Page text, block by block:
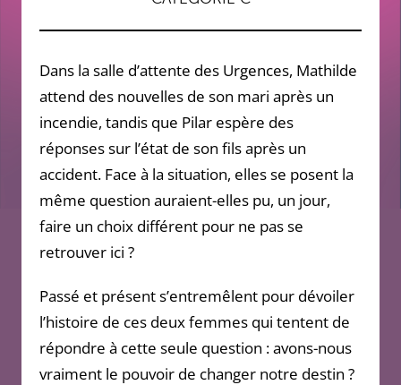
Dans la salle d’attente des Urgences, Mathilde
attend des nouvelles de son mari après un
incendie, tandis que Pilar espère des
réponses sur l’état de son fils après un
accident. Face à la situation, elles se posent la
même question auraient-elles pu, un jour,
faire un choix différent pour ne pas se
retrouver ici ?
Passé et présent s’entremêlent pour dévoiler
l’histoire de ces deux femmes qui tentent de
répondre à cette seule question : avons-nous
vraiment le pouvoir de changer notre destin ?